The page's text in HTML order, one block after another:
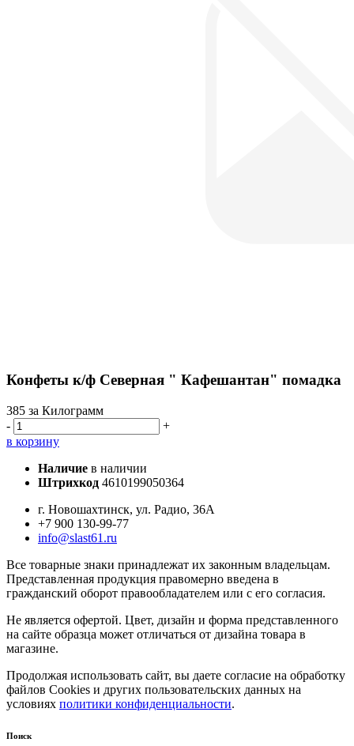
Конфеты к/ф Северная " Кафешантан" помадка
385 за Килограмм
-
+
в корзину
Наличие в наличии
Штрихкод 4610199050364
г. Новошахтинск, ул. Радио, 36А
+7 900 130-99-77
info@slast61.ru
Все товарные знаки принадлежат их законным владельцам.
Представленная продукция правомерно введена в
гражданский оборот правообладателем или с его согласия.
Не является офертой. Цвет, дизайн и форма представленного
на сайте образца может отличаться от дизайна товара в
магазине.
Продолжая использовать сайт, вы даете согласие на обработку
файлов Cookies и других пользовательских данных на
условиях политики конфиденциальности.
Поиск